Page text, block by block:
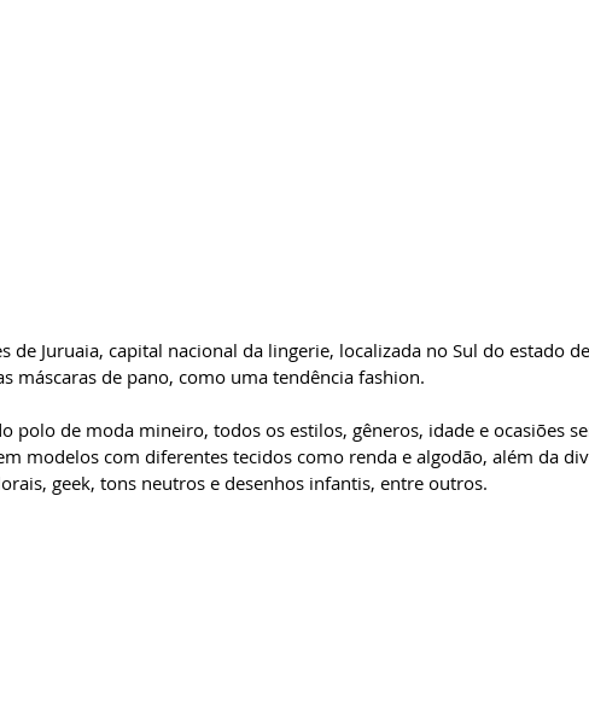
de Juruaia, capital nacional da lingerie, localizada no Sul do estado
máscaras de pano, como uma tendência fashion.
polo de moda mineiro, todos os estilos, gêneros, idade e ocasiões
modelos com diferentes tecidos como renda e algodão, além da
geek, tons neutros e desenhos infantis, entre outros.